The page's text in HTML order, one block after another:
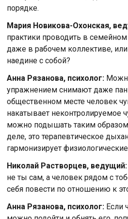
порядке.
Мария Новикова-Охонская,
практики проводить в
даже в рабочем коллективе,
наедине с собой?
Анна Рязанова, психолог:
упражнением снимают даже
общественном месте человек
накатывает неконтролируемое
можно подышать таким
деле, это терапевтическое
гармонизирует
Николай Растворцев, ведущий:
не ты сам, а человек рядом с
себя повести по отношению к
Анна Рязанова, психолог: Если